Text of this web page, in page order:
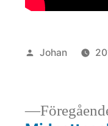
Publicerat
Johan